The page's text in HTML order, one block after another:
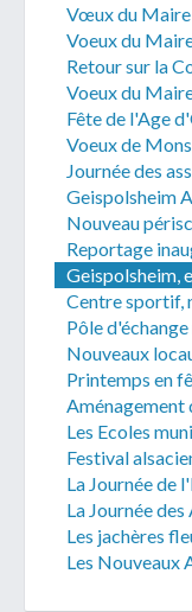
Vœux du Maire
Voeux du
Retour sur la
Voeux du
Fête de l'Age
Voeux de
Journée des
Geispolsheim
Nouveau
Reportage
Geispolsheim,
Centre sportif,
Pôle
Nouveaux
Printemps en
Aménagement
Les Ecoles
Festival
La Journée de
La Journée
Les jachères
Les Nouveaux
Uniquement
NON
En
que mes données